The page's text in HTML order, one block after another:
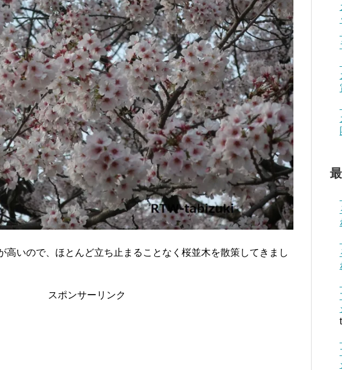
高いので、ほとんど立ち止まることなく桜並木を散策してきまし
スポンサーリンク